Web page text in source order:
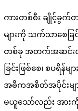
ကားတစ်စီး ချိုင့်ခွက်
များကို သက်သာစေခြ
တစ်ခု အတက်အဆင်း
ခြင်းဖြစ်စေ၊ စပ
အဓိကအစိတ်အပိုင်းမျာ
မယူသော်လည်း အား